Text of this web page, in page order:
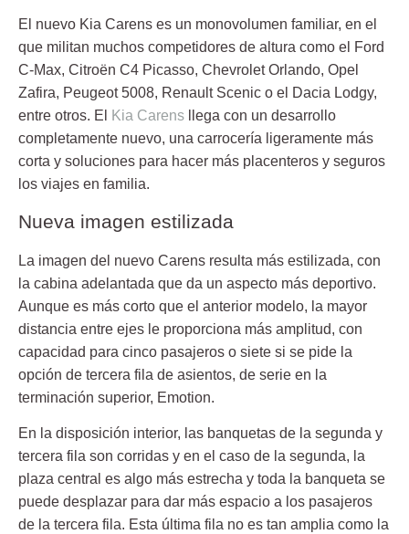
El nuevo Kia Carens es un monovolumen familiar, en el
que militan muchos competidores de altura como el Ford
C-Max, Citroën C4 Picasso, Chevrolet Orlando, Opel
Zafira, Peugeot 5008, Renault Scenic o el Dacia Lodgy,
entre otros. El
Kia Carens llega con un desarrollo
completamente nuevo, una carrocería ligeramente más
corta y soluciones para hacer más placenteros y seguros
los viajes en familia.
Nueva imagen estilizada
La imagen del nuevo Carens resulta más estilizada, con
la cabina adelantada que da un aspecto más deportivo.
Aunque es más corto que el anterior modelo, la mayor
distancia entre ejes le proporciona más amplitud, con
capacidad para cinco pasajeros o siete si se pide la
opción de tercera fila de asientos, de serie en la
terminación superior, Emotion.
En la disposición interior, las banquetas de la segunda y
tercera fila son corridas y en el caso de la segunda, la
plaza central es algo más estrecha y toda la banqueta se
puede desplazar para dar más espacio a los pasajeros
de la tercera fila. Esta última fila no es tan amplia como la